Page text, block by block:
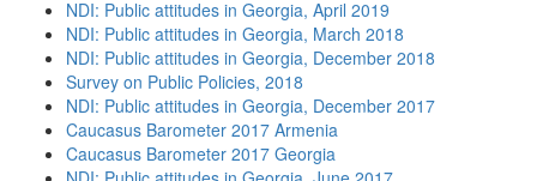
NDI: Public attitudes in Georgia, April 2019
NDI: Public attitudes in Georgia, March 2018
NDI: Public attitudes in Georgia, December 2018
Survey on Public Policies, 2018
NDI: Public attitudes in Georgia, December 2017
Caucasus Barometer 2017 Armenia
Caucasus Barometer 2017 Georgia